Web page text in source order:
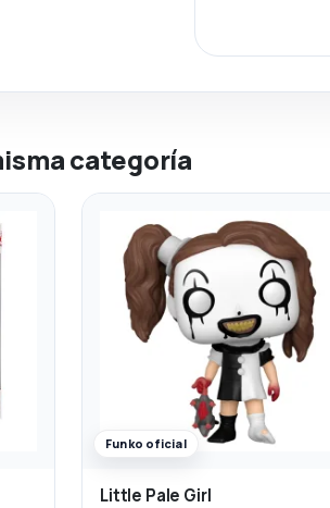
categoría
Funko oficial
Little Pale Girl